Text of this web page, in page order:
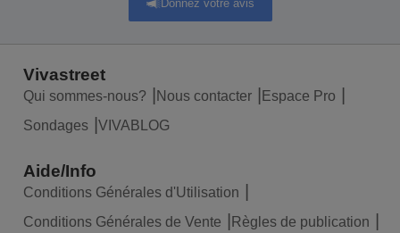
Donnez votre avis
Vivastreet
Qui sommes-nous? Nous contacter
Espace Pro
Sondages
VIVABLOG
Aide/Info
Conditions Générales d'Utilisation
Conditions Générales de Vente
Règles de publication